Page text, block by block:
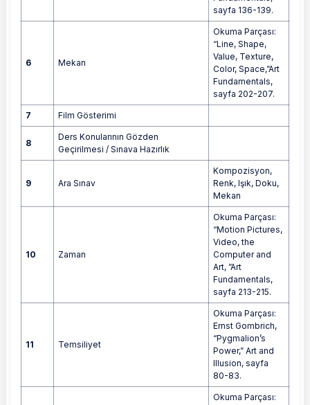
sayfa 136-139.
6 Mekan
Okuma Parçası:
“Line, Shape,
Value, Texture,
Color, Space,”Art
Fundamentals,
sayfa 202-207.
7 Film Gösterimi
8
Ders Konularının Gözden
Geçirilmesi / Sınava Hazırlık
9 Ara Sınav
Kompozisyon,
Renk, Işık, Doku,
Mekan
10 Zaman
Okuma Parçası:
“Motion Pictures,
Video, the
Computer and
Art, ”Art
Fundamentals,
sayfa 213-215.
11 Temsiliyet
Okuma Parçası:
Ernst Gombrich,
“Pygmalion’s
Power,” Art and
Illusion, sayfa
80-83.
Okuma Parçası: